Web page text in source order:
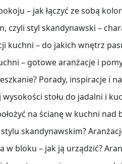
– jak łączyć ze sobą
czyli styl skandynawski –
kuchni – do jakich wnętrz
– gotowe aranżacje i
Porady, inspiracje i
stołu do jadalni i
na ścianę w kuchni nad
skandynawskim?
w bloku – jak ją urządzić?